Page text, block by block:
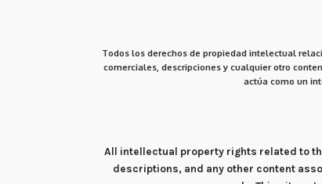
Todos los derechos de propiedad intelectual
comerciales, descripciones y cualquier otro
actúa como un
All intellectual property rights related to
descriptions, and any other content